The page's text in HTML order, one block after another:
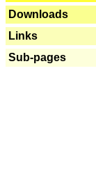
Downloads
Links
Sub-pages